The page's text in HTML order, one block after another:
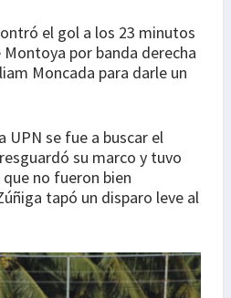
el gol a los 23 minutos
por banda derecha
Moncada para darle un
UPN se fue a buscar el
su marco y tuvo
no fueron bien
tapó un disparo leve al